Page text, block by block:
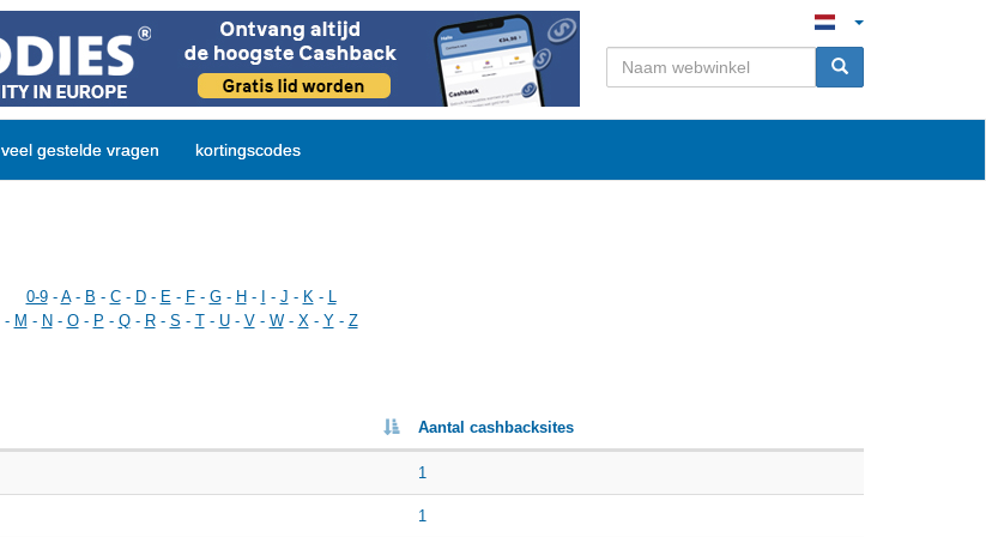
veel gestelde vragen kortingscodes
0-9- A- B - C- D- E- F- G- H - - J - K- L
- M - N - O- P - Q- R- S - T- U- V- W- X- Y- Z
Aantal cashbacksites
1
1